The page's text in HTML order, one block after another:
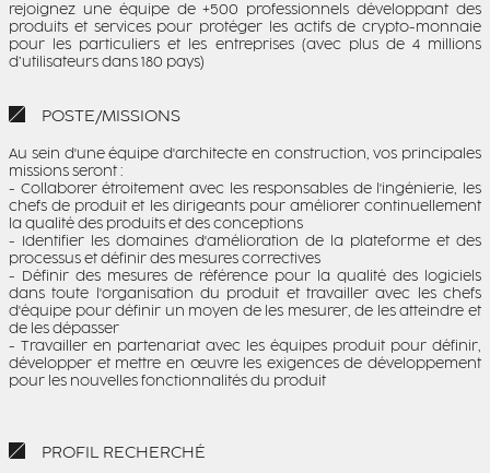
rejoignez une équipe de +500 professionnels développant des
produits et services pour protéger les actifs de crypto-monnaie
pour les particuliers et les entreprises (avec plus de 4 millions
d’utilisateurs dans 180 pays)
POSTE/MISSIONS
Au sein d'une équipe d'architecte en construction, vos principales
missions seront :
- Collaborer étroitement avec les responsables de l'ingénierie, les
chefs de produit et les dirigeants pour améliorer continuellement
la qualité des produits et des conceptions
- Identifier les domaines d'amélioration de la plateforme et des
processus et définir des mesures correctives
- Définir des mesures de référence pour la qualité des logiciels
dans toute l'organisation du produit et travailler avec les chefs
d'équipe pour définir un moyen de les mesurer, de les atteindre et
de les dépasser
- Travailler en partenariat avec les équipes produit pour définir,
développer et mettre en œuvre les exigences de développement
pour les nouvelles fonctionnalités du produit
PROFIL RECHERCHÉ